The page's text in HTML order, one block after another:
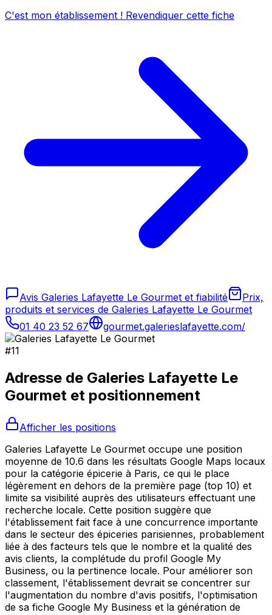
C'est mon établissement ! Revendiquer cette fiche
Avis Galeries Lafayette Le Gourmet et fiabilité
Prix,
produits et services de Galeries Lafayette Le Gourmet
01 40 23 52 67
gourmet.galerieslafayette.com/
#11
Adresse de Galeries Lafayette Le
Gourmet et positionnement
Afficher les positions
Galeries Lafayette Le Gourmet occupe une position
moyenne de 10.6 dans les résultats Google Maps locaux
pour la catégorie épicerie à Paris, ce qui le place
légèrement en dehors de la première page (top 10) et
limite sa visibilité auprès des utilisateurs effectuant une
recherche locale. Cette position suggère que
l'établissement fait face à une concurrence importante
dans le secteur des épiceries parisiennes, probablement
liée à des facteurs tels que le nombre et la qualité des
avis clients, la complétude du profil Google My
Business, ou la pertinence locale. Pour améliorer son
classement, l'établissement devrait se concentrer sur
l'augmentation du nombre d'avis positifs, l'optimisation
de sa fiche Google My Business et la génération de